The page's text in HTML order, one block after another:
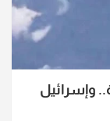
وإسرائيل